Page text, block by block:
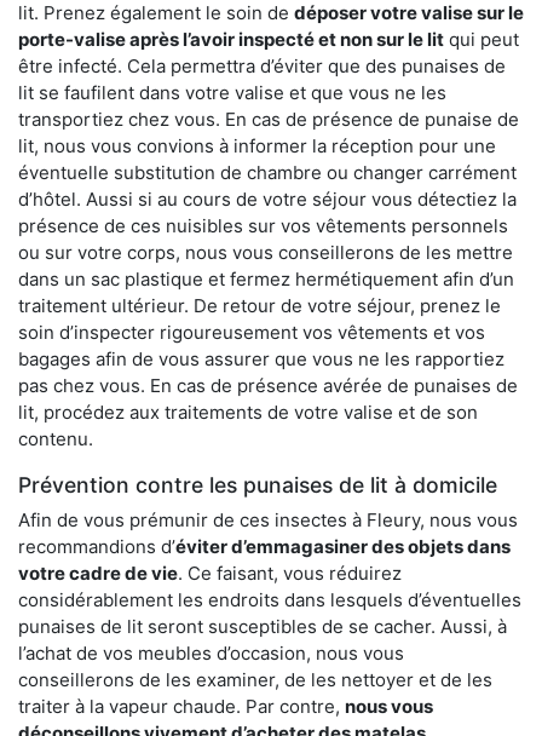
lit. Prenez également le soin de déposer votre valise sur le
porte-valise après l’avoir inspecté et non sur le lit qui peut
être infecté. Cela permettra d’éviter que des punaises de
lit se faufilent dans votre valise et que vous ne les
transportiez chez vous. En cas de présence de punaise de
lit, nous vous convions à informer la réception pour une
éventuelle substitution de chambre ou changer carrément
d’hôtel. Aussi si au cours de votre séjour vous détectiez la
présence de ces nuisibles sur vos vêtements personnels
ou sur votre corps, nous vous conseillerons de les mettre
dans un sac plastique et fermez hermétiquement afin d’un
traitement ultérieur. De retour de votre séjour, prenez le
soin d’inspecter rigoureusement vos vêtements et vos
bagages afin de vous assurer que vous ne les rapportiez
pas chez vous. En cas de présence avérée de punaises de
lit, procédez aux traitements de votre valise et de son
contenu.
Prévention contre les punaises de lit à domicile
Afin de vous prémunir de ces insectes à Fleury, nous vous
recommandions d’éviter d’emmagasiner des objets dans
votre cadre de vie. Ce faisant, vous réduirez
considérablement les endroits dans lesquels d’éventuelles
punaises de lit seront susceptibles de se cacher. Aussi, à
l’achat de vos meubles d’occasion, nous vous
conseillerons de les examiner, de les nettoyer et de les
traiter à la vapeur chaude. Par contre, nous vous